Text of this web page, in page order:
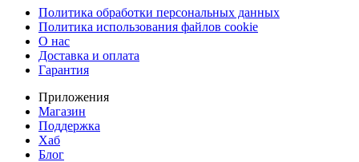
Политика обработки персональных данных
Политика использования файлов cookie
О нас
Доставка и оплата
Гарантия
Приложения
Магазин
Поддержка
Хаб
Блог